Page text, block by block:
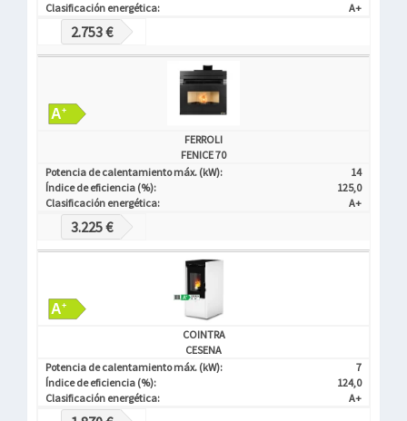
Clasificación energética:
A+
2.753 €
FERROLI
FENICE 70
Potencia de calentamiento máx. (kW):
14
Índice de eficiencia (%):
125,0
Clasificación energética:
A+
3.225 €
COINTRA
CESENA
Potencia de calentamiento máx. (kW):
7
Índice de eficiencia (%):
124,0
Clasificación energética:
A+